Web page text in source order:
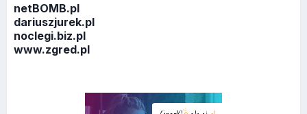
netBOMB.pl
dariuszjurek.pl
noclegi.biz.pl
www.zgred.pl